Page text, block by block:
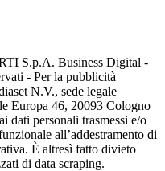
S.p.A. Business Digital -
- Per la pubblicità
N.V., sede legale
Europa 46, 20093 Cologno
dati personali trasmessi e/o
all’addestramento di
È altresì fatto divieto
di data scraping.